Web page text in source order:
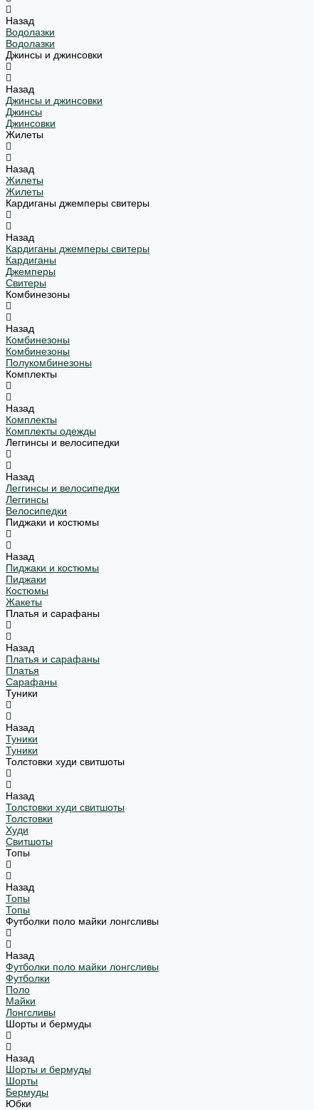
Назад
Водолазки
Водолазки
Джинсы и джинсовки
Назад
Джинсы и джинсовки
Джинсы
Джинсовки
Жилеты
Назад
Жилеты
Жилеты
Кардиганы джемперы свитеры
Назад
Кардиганы джемперы свитеры
Кардиганы
Джемперы
Свитеры
Комбинезоны
Назад
Комбинезоны
Комбинезоны
Полукомбинезоны
Комплекты
Назад
Комплекты
Комплекты одежды
Леггинсы и велосипедки
Назад
Леггинсы и велосипедки
Леггинсы
Велосипедки
Пиджаки и костюмы
Назад
Пиджаки и костюмы
Пиджаки
Костюмы
Жакеты
Платья и сарафаны
Назад
Платья и сарафаны
Платья
Сарафаны
Туники
Назад
Туники
Туники
Толстовки худи свитшоты
Назад
Толстовки худи свитшоты
Толстовки
Худи
Свитшоты
Топы
Назад
Топы
Топы
Футболки поло майки лонгсливы
Назад
Футболки поло майки лонгсливы
Футболки
Поло
Майки
Лонгсливы
Шорты и бермуды
Назад
Шорты и бермуды
Шорты
Бермуды
Юбки